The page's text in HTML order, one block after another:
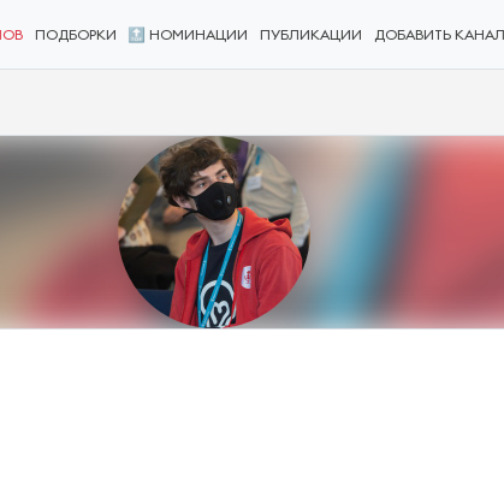
ПОДБОРКИ 🔝 НОМИНАЦИИ ПУБЛИКАЦИИ ДОБАВИТЬ КАНАЛ